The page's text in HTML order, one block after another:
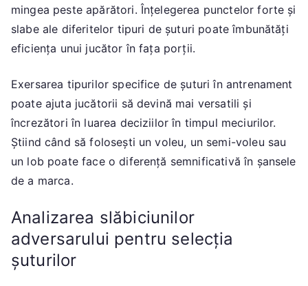
mingea peste apărători. Înțelegerea punctelor forte și
slabe ale diferitelor tipuri de șuturi poate îmbunătăți
eficiența unui jucător în fața porții.
Exersarea tipurilor specifice de șuturi în antrenament
poate ajuta jucătorii să devină mai versatili și
încrezători în luarea deciziilor în timpul meciurilor.
Știind când să folosești un voleu, un semi-voleu sau
un lob poate face o diferență semnificativă în șansele
de a marca.
Analizarea slăbiciunilor
adversarului pentru selecția
șuturilor